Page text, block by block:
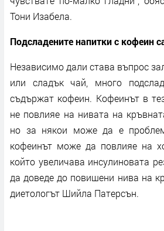
Тони Изабела.
Подсладените напитки с кофеин
Независимо дали става въпрос
или сладък чай, много
съдържат кофеин. Кофеинът в
не повлияе на нивата на
но за някои може да е
кофеинът може да повлияе на
който увеличава инсулиновата
да доведе до повишени нива на
диетологът Шийла Патерсън.